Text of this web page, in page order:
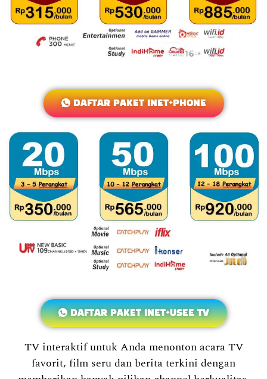
DAFTAR PAKET INET+PHONE
DAFTAR PAKET INET+USEE TV
TV interaktif untuk Anda menonton acara TV
favorit, film seru dan berita terkini dengan